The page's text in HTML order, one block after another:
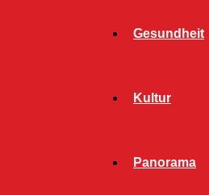
Gesundheit
Kultur
Panorama
– Jetzt für neue Coaching-